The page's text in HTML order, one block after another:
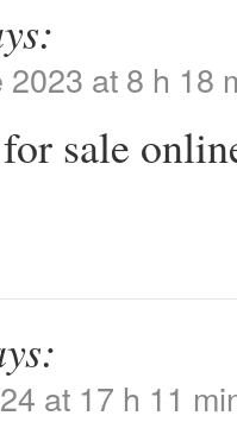
at 8 h 18
sale
at 17 h 11